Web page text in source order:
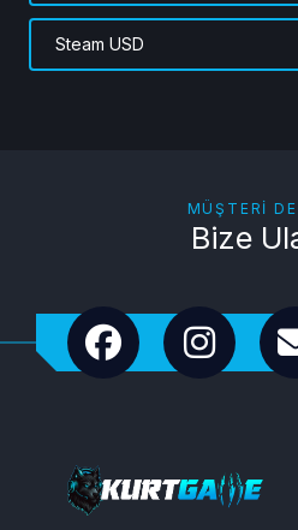
Steam USD
MÜŞTERI
Bize